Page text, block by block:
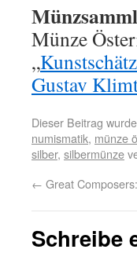
Münze
„
Gustav
Dieser Beitrag
numismatik, münze
silber, silbermünze
← Great
Schreibe